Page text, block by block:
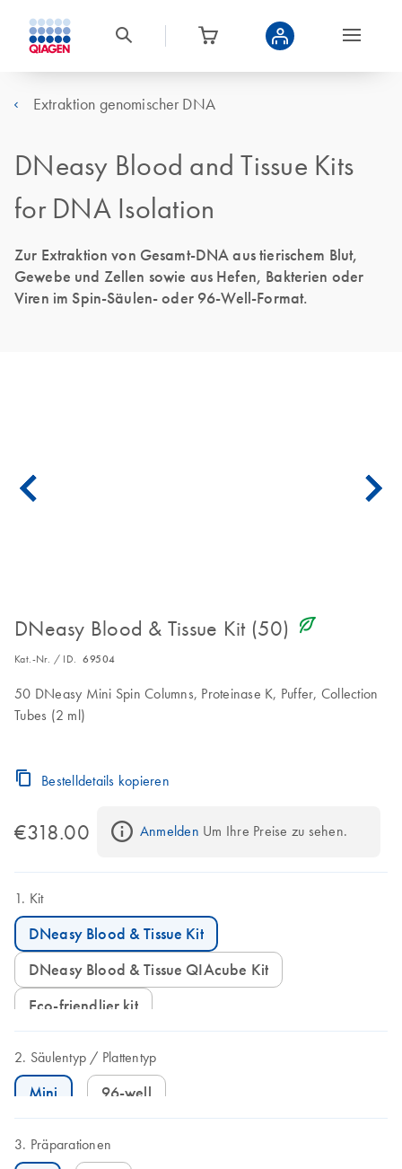
Extraktion genomischer DNA
DNeasy Blood and Tissue Kits
for DNA Isolation
Zur Extraktion von Gesamt-DNA aus tierischem Blut,
Gewebe und Zellen sowie aus Hefen, Bakterien oder
Viren im Spin-Säulen- oder 96-Well-Format.
DNeasy Blood & Tissue Kit (50) icon_0368_ls_gen_eco_friendly-s
Kat.-Nr. / ID.69504
50 DNeasy Mini Spin Columns, Proteinase K, Puffer, Collection
Tubes (2 ml)
Bestelldetails kopieren
€318.00 Anmelden Um Ihre Preise zu sehen.
Kit
DNeasy Blood & Tissue Kit
DNeasy Blood & Tissue QIAcube Kit
Eco-friendlier kit
Säulentyp Plattentyp
Mini 96-well
Präparationen